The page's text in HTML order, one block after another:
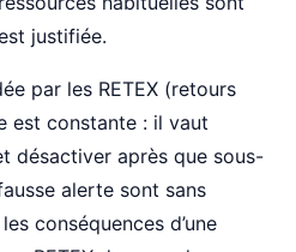
justifiée.
par les RETEX (retours
est constante : il vaut
désactiver après que sous-
alerte sont sans
conséquences d’une